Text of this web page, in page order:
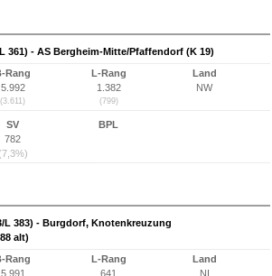
361) - AS Bergheim-Mitte/Pfaffendorf (K 19)
Rang
5.992
(3.611)
L-Rang
1.382
(799)
Land
NW
SV
782
(7,3%)
BPL
L 383) - Burgdorf, Knotenkreuzung
alt)
Rang
5.991
L-Rang
641
Land
NI